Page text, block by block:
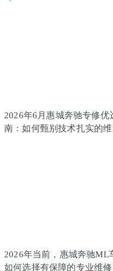
2026年6月惠城奔驰专修优
南：如何甄别技术扎实的维
2026年当前，惠城奔驰ML
如何选择有保障的专业维修